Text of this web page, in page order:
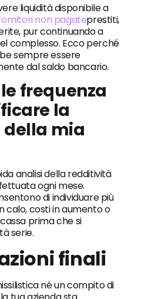
liquidità disponibile a
non pagateprestiti,
pur continuando a
complesso. Ecco perché
sempre essere
dal saldo bancario.
frequenza
la
mia
analisi della redditività
ogni mese.
di individuare più
calo, costi in aumento o
prima che si
serie.
finali
né un compito di